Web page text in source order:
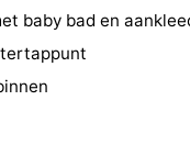
baby bad en